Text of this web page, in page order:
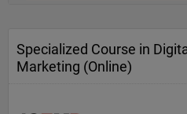
Specialized Course in
Marketing (Online)